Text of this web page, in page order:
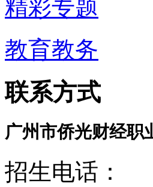
精彩专题
教育教务
联系方式
广州市侨光财经职
招生电话：